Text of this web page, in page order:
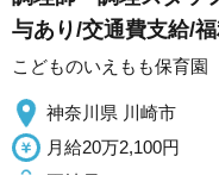
与あり/交通費支給/
こどものいえもも保育園
神奈川県 川崎市
月給20万2,100円